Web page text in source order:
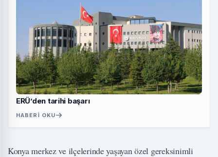
ERÜ’den tarihi başarı
HABERI OKU
Konya merkez ve ilçelerinde yaşayan özel gereksinimli